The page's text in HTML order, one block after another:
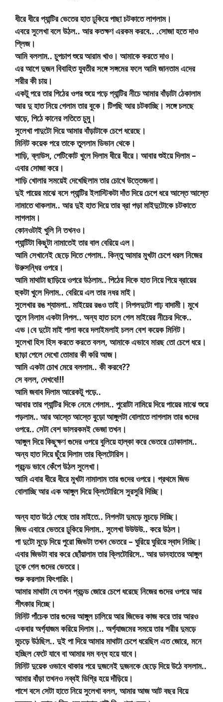
ধীরে ধীরে প্যান্টির ভেতের হাত ঢুকিয়ে পাছা চটকাতে লাগলাম।
এবরে সুলেখা বলে উঠল.. আর কতক্ষণ এরকম করবে.. .সোজা হতে দাও
প্লিজ।
আমি বললাম.. চুপচাপ শুয়ে আরাম খাও। আমাকে করতে দাও।
এর আগে দুজন বিবাহিত যুবতীর সঙ্গে সঙ্গমের ফলে আমি জানতাম এদের
শরীর কী চায়।
একটু পরে তার পিঠের ওপর শুয়ে পড়ে প্যান্টির নীচে আমার বাঁড়াটা ঠেকালাম
আর দু হাত নিয়ে গেলাম তার বুকে। টিপছি আর চটকাচ্ছি। সঙ্গে চলছে
ঘাড়ে, পিঠে কানের লতিতে চুমু।
সুলেখা পাদুটো দিয়ে আমার বাঁড়াটাকে চেপে ধরেছে।
মিনিট কয়েক পরে তাকে তুললাম ডিভান থেকে।
শাড়ি, ব্লাউস, পেটিকোট খুলে দিলাম ধীরে ধীরে। আবার শুইয়ে দিলাম –
এবার সোজা করে।
শাড়ি খোলার সময়েই দেখেছিলাম তার চোখে উত্তেজনা।
দুই পায়ের মাঝে বসে প্যান্টির ইলাস্টিকটা দাঁত দিয়ে চেপে ধরে আস্তে আস্তে
নামাতে থাকলাম.. আর দুই হাত দিয়ে তার ব্রা পড়া মাইদুটোকে চটকাতে
লাগলাম।
কোনওটাই খুলি নি তখনও।
প্যান্টিটা কিছুটা নামাতেই তার বাল বেরিয়ে এল।
আমি সেখানেই ছেড়ে দিতে গেলাম.. কিন্তু আমার মুখটা চেপে ধরল নিজের
উরুসন্ধির ওপরে।
আমি মাথাটা ছাড়িয়ে ওপরে উঠলাম.. পিঠের দিকে হাত নিয়ে গিয়ে ব্রায়ের
হুকটা খুলে দিলাম.. বেরিয়ে এল তার নধর মাই।
সুলেখার রঙ শ্যামলা.. মাইয়ের রঙও তাই। নিপলদুটো গাঢ় বাদামী। মুখে
তুলে নিলাম একটা নিপল.. অন্য হাত চলে গেল মাইয়ের নীচের দিকে..
এভ।বে দুটো মাই পালা করে দলাইমলাই চলল বেশ কয়েক মিনিট।
সুলেখা হিস হিস করতে করতে বলল, আমাকে এভাবে মারছ তো চেপে ধরে।
ছাড়া পেলে দেখো তোমার কী করি আজ।
আমি একটা চোখ মেরে বললাম.. কী করবে??
সে বলল, দেখবে!!!
আমি জবাব দিলাম আরেকটু পড়ে..
আবার তার প্যান্টির দিকে নেমে গেলাম.. পুরোটা নামিয়ে দিয়ে পায়ের মাঝে শুয়ে
পড়লাম.. আর আস্তে আস্তে বুড়ো আঙ্গুলটা বোলাতে লাগলাম তার গুদের
ওপরে.. সেটা বেশ ভালরকমই ভেজা তখন।
আঙ্গুল দিয়ে কিছুক্ষণ গুদের ওপরে বুলিয়ে হাল্কা করে ভেতরে ঢোকালাম..
অন্য হাত দিয়ে ছুঁয়ে দিলাম তার ক্লিটোরিস।
প্রচন্ড ভাবে কেঁপে উঠল সুলেখা।
আমি এবার ধীরে ধীরে মুখটা নামালাম তার গুদের ওপরে। প্রথমে জিভ
বোলাচ্ছি আর এক আঙ্গুল দিয়ে ক্লিটোরিসে সুরসুরি দিচ্ছি।
অন্য হাত উঠে গেছে তার মাইতে.. নিপলটা দুমড়ে মুচড়ে দিচ্ছি।
জিভ এবারে ভেতরে ঢুকিয়ে দিলাম.. সুলেখা উউউউ.. করে উঠল।
পা দুটো মুড়ে দিয়ে পুরো জিভটা তখন ভেতরে – ঘুরিয়ে ঘুরিয়ে স্বাদ নিচ্ছি।
এবার জিভটা বার করে ছোঁয়ালাম তার ক্লিটোরিসে.. আর ডানহাতের আঙ্গুল
ঢুকে গেল গুদের ভেতরে।
শুরু করলাম ফিংগারিং।
আমার মাথাটা যে তখন প্রচন্ড জোরে চেপে ধরেছে নিজের গুদের ওপরে আর
শীৎকার দিচ্ছে।
মিনিট পাঁচেক তার গুদের আঙ্গুল চালিয়ে আর জিভের কাজ করে তার আরও
একবার অর্গ্যাজম করিয়ে দিলাম।.. অর্গ্যাজমের সময়ে তার শরীর দুমড়ে
মুচড়ে উঠছিল.. দুই পা দিয়ে আমার মাথাটা চেপে ধরেছিল এত জোরে, মনে
হচ্ছিল ফেটে যাবে বা আমার দম বন্ধ হয়ে যাবে।
মিনিট দুয়েক ওভাবে থাকার পরে দুজনেই দুজনকে ছেড়ে দিয়ে উঠে বসলাম..
আমার বাঁড়া তখনও নব্বই ডিগ্রি হয়ে দাঁড়িয়ে।
পাশে বসে সেটা হাতে নিয়ে সুলেখা বলল, আমার আজ আট বছর বিয়ে